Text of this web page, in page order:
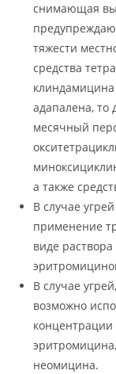
снимающая
тяжести
средства
адапалена, то
месячный
а также
В случае
применение
виде
В случае
возможно
неомицина.